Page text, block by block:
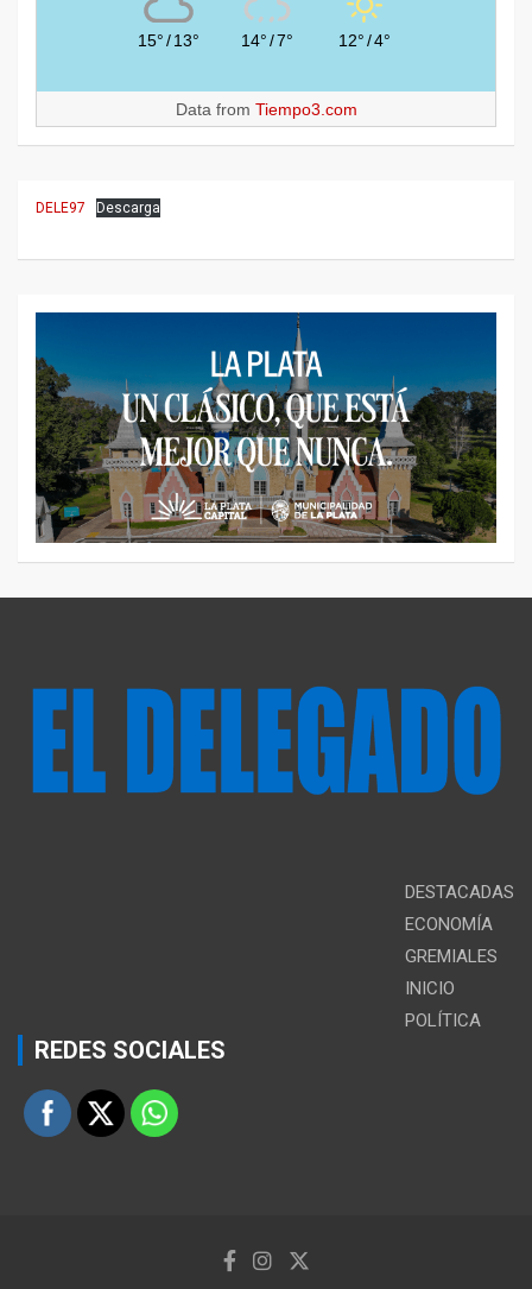
15°/13° 14°/7° 12°/4°
Data from Tiempo3.com
DELE97 Descarga
DESTACADAS
ECONOMÍA
GREMIALES
INICIO
POLÍTICA
REDES SOCIALES